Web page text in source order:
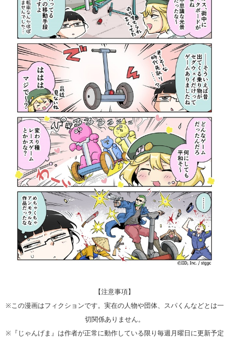
【注意事項】
※この漫画はフィクションです。実在の人物や団体、スパくんなどとは一
切関係ありません。
※『じゃんげま』は作者が正常に動作している限り毎週月曜日に更新予定